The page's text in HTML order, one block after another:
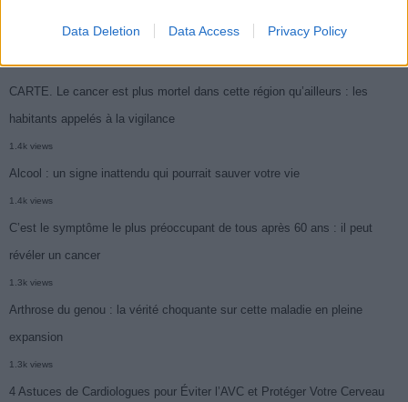
Data Deletion Data Access Privacy Policy
Cancer du foie : Symptômes silencieux mais vitaux à connaître
1.7k views
CARTE. Le cancer est plus mortel dans cette région qu’ailleurs : les
habitants appelés à la vigilance
1.4k views
Alcool : un signe inattendu qui pourrait sauver votre vie
1.4k views
C’est le symptôme le plus préoccupant de tous après 60 ans : il peut
révéler un cancer
1.3k views
Arthrose du genou : la vérité choquante sur cette maladie en pleine
expansion
1.3k views
4 Astuces de Cardiologues pour Éviter l’AVC et Protéger Votre Cerveau